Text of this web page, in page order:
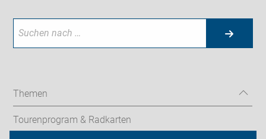
Themen
Tourenprogram & Radkarten